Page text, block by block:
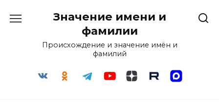
Значение имени и
фамилии
Происхождение и значение имён и
фамилий